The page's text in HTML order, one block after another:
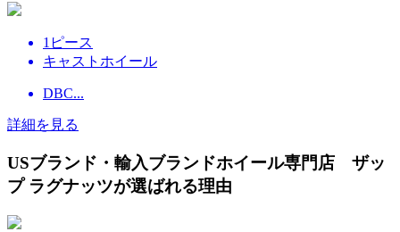
1ピース
キャストホイール
DBC...
詳細を見る
USブランド・輸入ブランドホイール専門店 ザッ
プ ラグナッツが選ばれる理由